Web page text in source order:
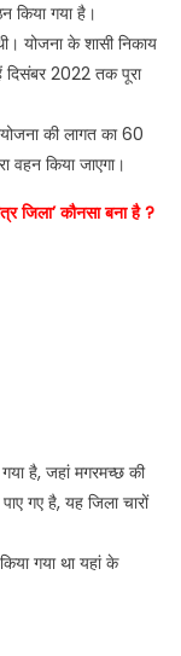
किया गया है।
योजना के शासी निकाय
दिसंबर 2022 तक पूरा
की लागत का 60
वहन किया जाएगा।
जिला’ कौनसा बना है ?
है, जहां मगरमच्छ की
गए है, यह जिला चारों
गया था यहां के